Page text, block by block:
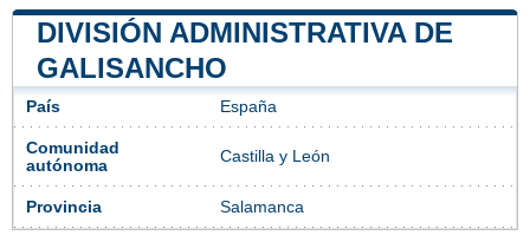
DIVISIÓN ADMINISTRATIVA DE
GALISANCHO
País España
Comunidad
autónoma
Castilla y León
Provincia Salamanca